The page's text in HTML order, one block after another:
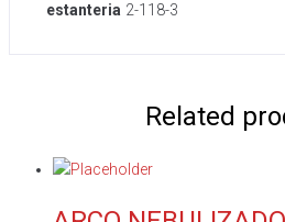
estanteria 2-118-3
Related